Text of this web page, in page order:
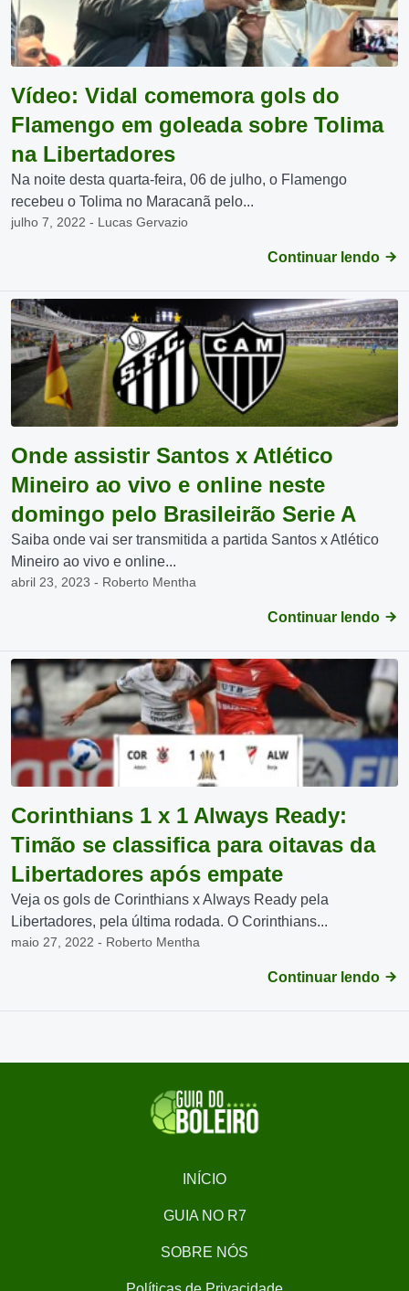
Vídeo: Vidal comemora gols do
Flamengo em goleada sobre Tolima
na Libertadores
Na noite desta quarta-feira, 06 de julho, o Flamengo
recebeu o Tolima no Maracanã pelo...
julho 7, 2022 - Lucas Gervazio
Continuar lendo
Onde assistir Santos x Atlético
Mineiro ao vivo e online neste
domingo pelo Brasileirão Serie A
Saiba onde vai ser transmitida a partida Santos x Atlético
Mineiro ao vivo e online...
abril 23, 2023 - Roberto Mentha
Continuar lendo
Corinthians 1 x 1 Always Ready:
Timão se classifica para oitavas da
Libertadores após empate
Veja os gols de Corinthians x Always Ready pela
Libertadores, pela última rodada. O Corinthians...
maio 27, 2022 - Roberto Mentha
Continuar lendo
INÍCIO
GUIA NO R7
SOBRE NÓS